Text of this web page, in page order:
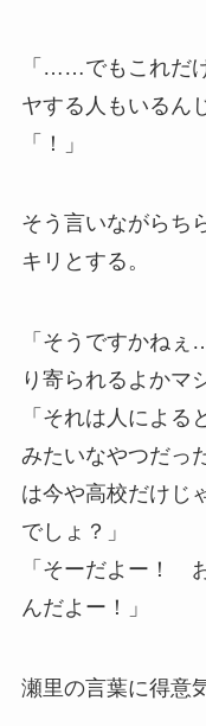
「……でもこれだ
ヤする人もいるん
「！」
そう言いながらち
キリとする。
「そうですかね
り寄られるよかマ
「それは人によ
みたいなやつだっ
は今や高校だけじ
でしょ？」
「そーだよー！
んだよー！」
瀬里の言葉に得意